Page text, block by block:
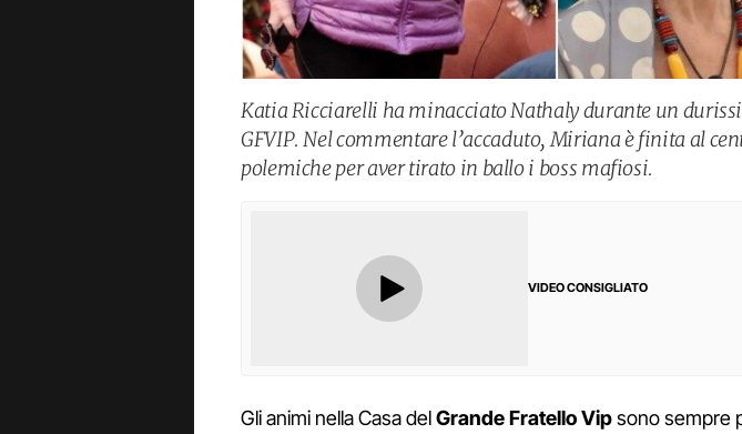
Katia Ricciarelli ha minacciato Nathaly durante un
GFVIP. Nel commentare l’accaduto, Miriana è finita al
polemiche per aver tirato in ballo i boss mafiosi.
VIDEO CONSIGLIATO
Gli animi nella Casa delGrande Fratello Vipsono sempre